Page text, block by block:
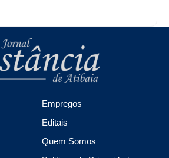
Empregos
Editais
Quem Somos